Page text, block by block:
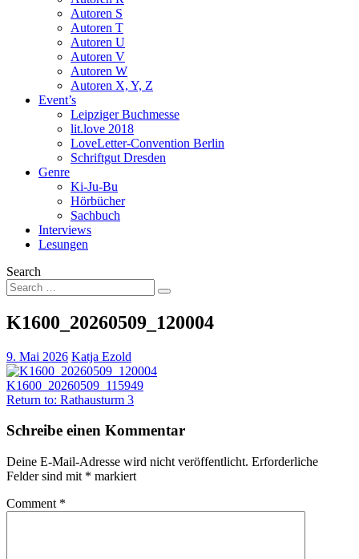
Autoren S
Autoren T
Autoren U
Autoren V
Autoren W
Autoren X, Y, Z
Event’s
Leipziger Buchmesse
lit.love 2018
LoveLetter-Convention Berlin
Schriftgut Dresden
Genre
Ki-Ju-Bu
Hörbücher
Sachbuch
Interviews
Lesungen
Search
K1600_20260509_120004
9. Mai 2026 Katja Ezold
K1600_20260509_115949
Return to: Rathausturm 3
Schreibe einen Kommentar
Deine E-Mail-Adresse wird nicht veröffentlicht. Erforderliche
Felder sind mit * markiert
Comment *